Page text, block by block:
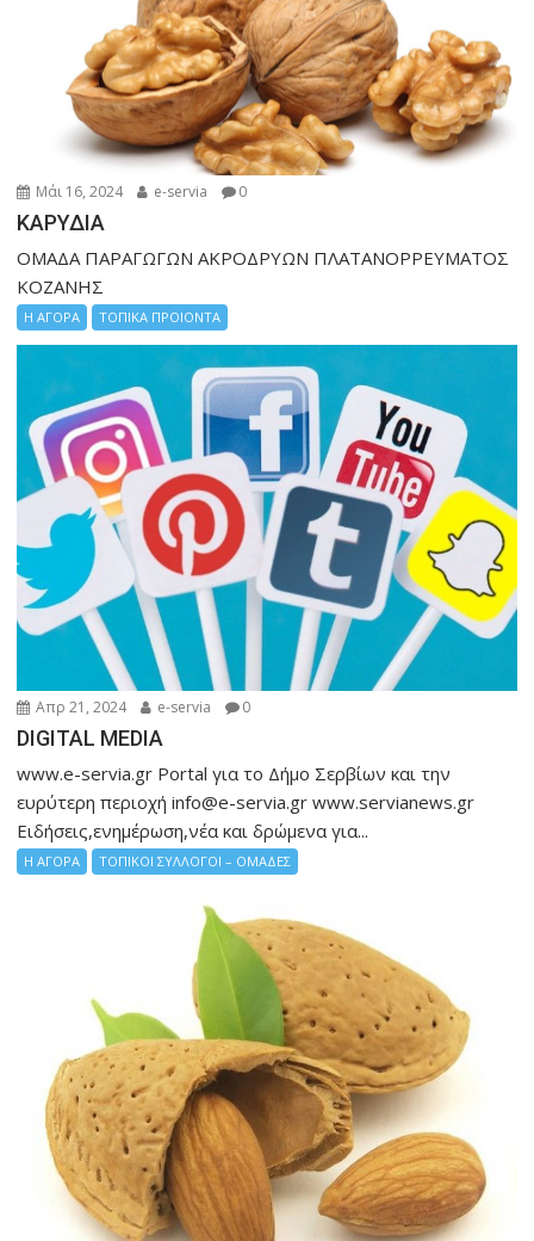
Μάι 16, 2024 e-servia 0
ΚΑΡΥΔΙΑ
ΟΜΑΔΑ ΠΑΡΑΓΩΓΩΝ ΑΚΡΟΔΡΥΩΝ ΠΛΑΤΑΝΟΡΡΕΥΜΑΤΟΣ
ΚΟΖΑΝΗΣ
Η ΑΓΟΡΑ ΤΟΠΙΚΑ ΠΡΟΙΟΝΤΑ
Απρ 21, 2024 e-servia 0
DIGITAL MEDIA
www.e-servia.gr Portal για το Δήμο Σερβίων και την
ευρύτερη περιοχή info@e-servia.gr www.servianews.gr
Ειδήσεις,ενημέρωση,νέα και δρώμενα για...
Η ΑΓΟΡΑ ΤΟΠΙΚΟΙ ΣΥΛΛΟΓΟΙ – ΟΜΑΔΕΣ